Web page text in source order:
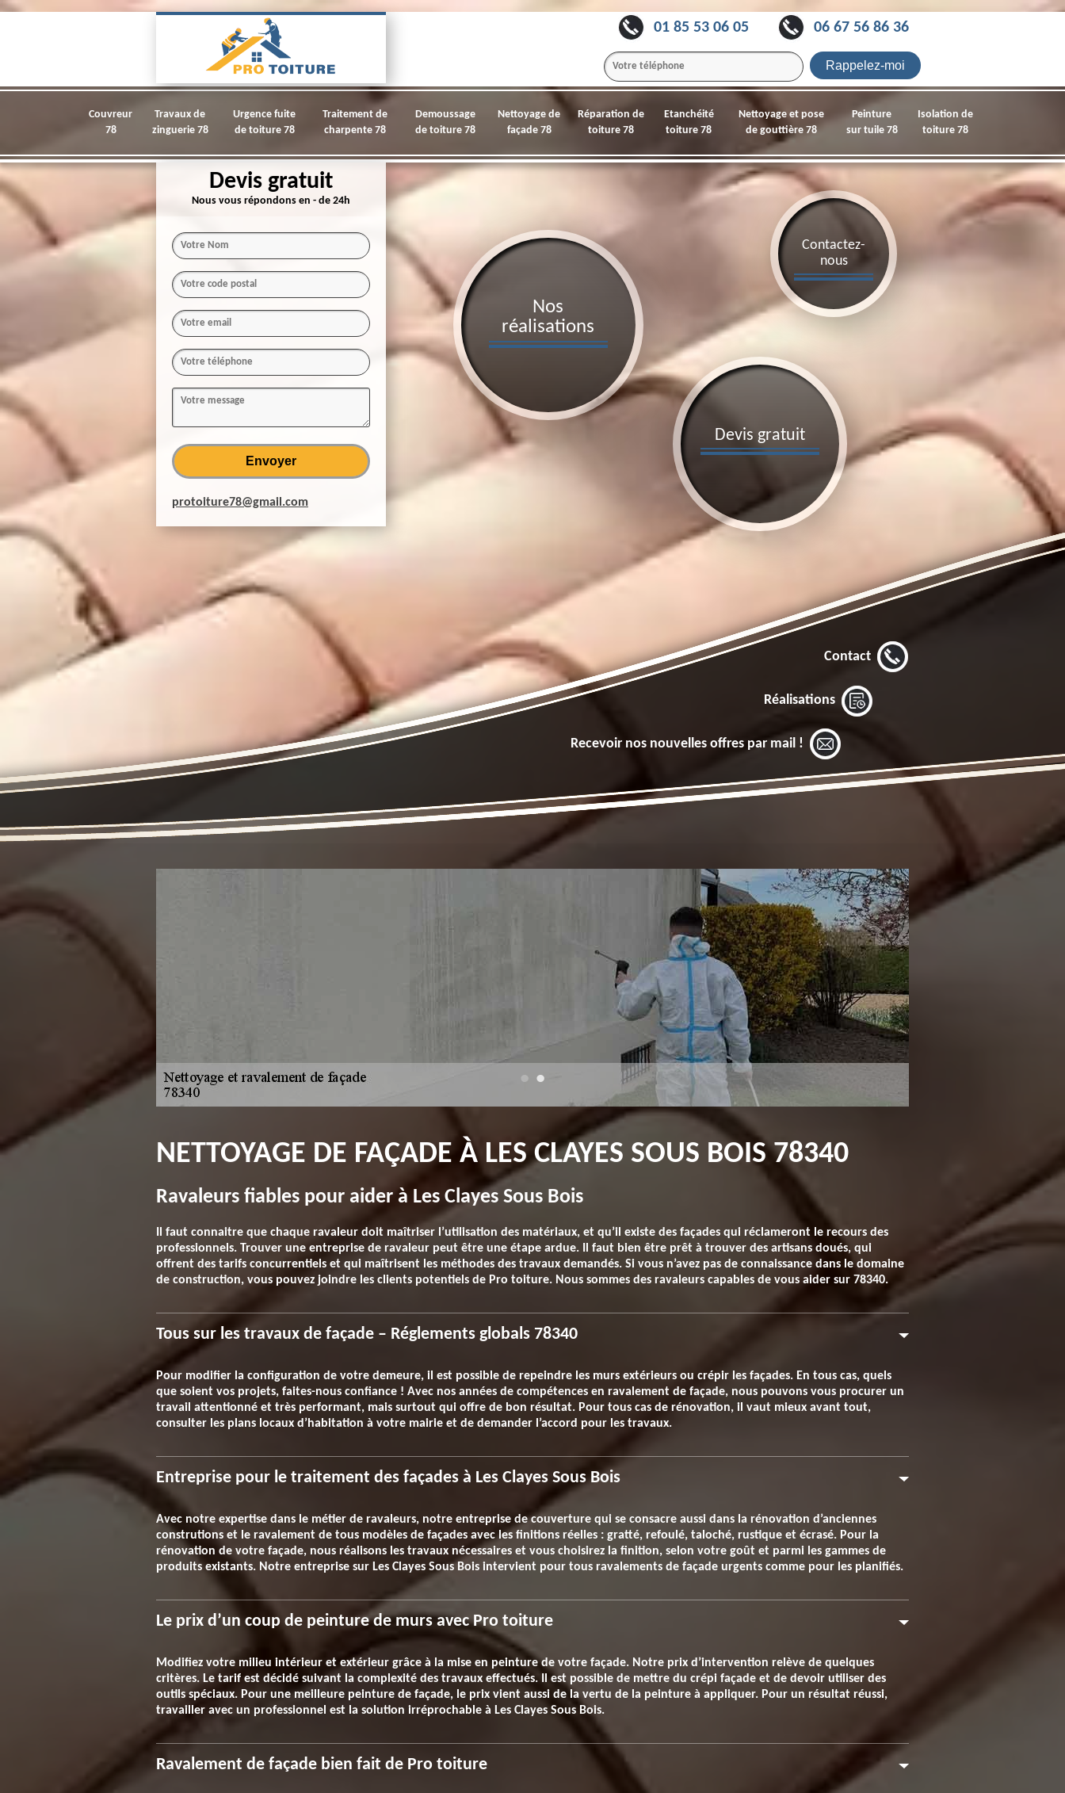
01 85 53 06 05 06 67 56 86 36
Couvreur
78
Travaux de
zinguerie 78
Urgence fuite
de toiture 78
Traitement de
charpente 78
Demoussage
de toiture 78
Nettoyage de
façade 78
Réparation de
toiture 78
Etanchéité
toiture 78
Nettoyage et pose
de gouttière 78
Peinture
sur tuile 78
Isolation de
toiture 78
Devis gratuit
Nous vous répondons en - de 24h
protoiture78@gmail.com
Devis gratuit
Contactez-
nous
Nos
réalisations
Contact
Réalisations
Recevoir nos nouvelles offres par mail !
NETTOYAGE DE FAÇADE À LES CLAYES SOUS BOIS 78340
Ravaleurs fiables pour aider à Les Clayes Sous Bois
Il faut connaitre que chaque ravaleur doit maîtriser l’utilisation des matériaux, et qu’il existe des façades qui réclameront le recours des
professionnels. Trouver une entreprise de ravaleur peut être une étape ardue. Il faut bien être prêt à trouver des artisans doués, qui
offrent des tarifs concurrentiels et qui maîtrisent les méthodes des travaux demandés. Si vous n’avez pas de connaissance dans le domaine
de construction, vous pouvez joindre les clients potentiels de Pro toiture. Nous sommes des ravaleurs capables de vous aider sur 78340.
Tous sur les travaux de façade – Réglements globals 78340
Pour modifier la configuration de votre demeure, il est possible de repeindre les murs extérieurs ou crépir les façades. En tous cas, quels
que soient vos projets, faites-nous confiance ! Avec nos années de compétences en ravalement de façade, nous pouvons vous procurer un
travail attentionné et très performant, mais surtout qui offre de bon résultat. Pour tous cas de rénovation, il vaut mieux avant tout,
consulter les plans locaux d’habitation à votre mairie et de demander l’accord pour les travaux.
Entreprise pour le traitement des façades à Les Clayes Sous Bois
Avec notre expertise dans le métier de ravaleurs, notre entreprise de couverture qui se consacre aussi dans la rénovation d’anciennes
construtions et le ravalement de tous modèles de façades avec les finitions réelles : gratté, refoulé, taloché, rustique et écrasé. Pour la
rénovation de votre façade, nous réalisons les travaux nécessaires et vous choisirez la finition, selon votre goût et parmi les gammes de
produits existants. Notre entreprise sur Les Clayes Sous Bois intervient pour tous ravalements de façade urgents comme pour les planifiés.
Le prix d’un coup de peinture de murs avec Pro toiture
Modifiez votre milieu intérieur et extérieur grâce à la mise en peinture de votre façade. Notre prix d’intervention relève de quelques
critères. Le tarif est décidé suivant la complexité des travaux effectués. Il est possible de mettre du crépi façade et de devoir utiliser des
outils spéciaux. Pour une meilleure peinture de façade, le prix vient aussi de la vertu de la peinture à appliquer. Pour un résultat réussi,
travailler avec un professionnel est la solution irréprochable à Les Clayes Sous Bois.
Ravalement de façade bien fait de Pro toiture